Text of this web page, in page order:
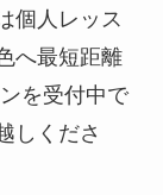
個人レッス
へ最短距離
を受付中で
しくださ